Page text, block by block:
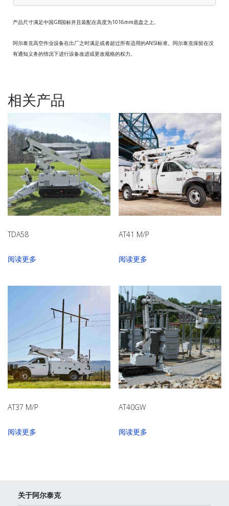
产品尺寸满足中国GB国标并且装配在高度为1016mm底盘之上。
阿尔泰克高空作业设备在出厂之时满足或者超过所有适用的ANSI标准。阿尔泰克保留在没
有通知义务的情况下进行设备改进或更改规格的权力。
相关产品
TDA58
阅读更多
AT41 M/P
阅读更多
AT37 M/P
阅读更多
AT40GW
阅读更多
关于阿尔泰克